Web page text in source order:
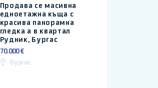
Продава се масивна
едноетажна къща с
красива панорамна
гледка а в квартал
Рудник, Бургас
70.000 €
Бургас